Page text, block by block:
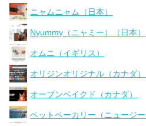
ニャムニャム（日本）
Nyummy（ニャミー）（日本）
オムニ（イギリス）
オリジンオリジナル（カナダ）
オーブンベイクド（カナダ）
ペットベーカリー（ニュージー